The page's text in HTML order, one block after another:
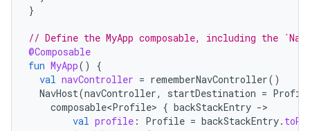
}
// Define the MyApp composable, including the
@Composable
fun MyApp()
{
val navController = rememberNavController()
NavHost(navController, startDestination =
composable<Profile> { backStackEntry -
val profile : Profile = backStackEntry.